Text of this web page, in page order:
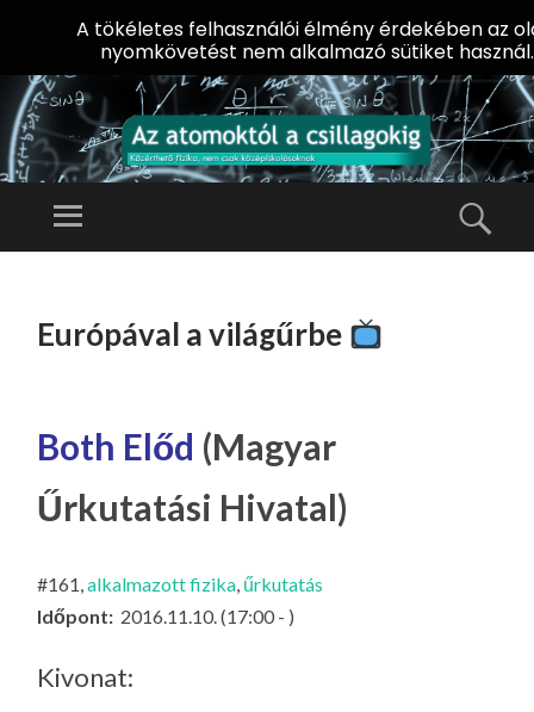
AZ
KT
A
CS
IL
O
Előadássorozat
az ELTE
Természettudományi
Menü
TARTALOMHOZ
Európával a világűrbe
Both Előd (Magyar
Űrkutatási Hivatal)
#161,alkalmazott fizika, űrkutatás
Időpont: 2016.11.10. (17:00 - )
Kivonat:
A tökéletes felhasználói élmény érdekében az
nyomkövetést nem alkalmazó sütiket használ.